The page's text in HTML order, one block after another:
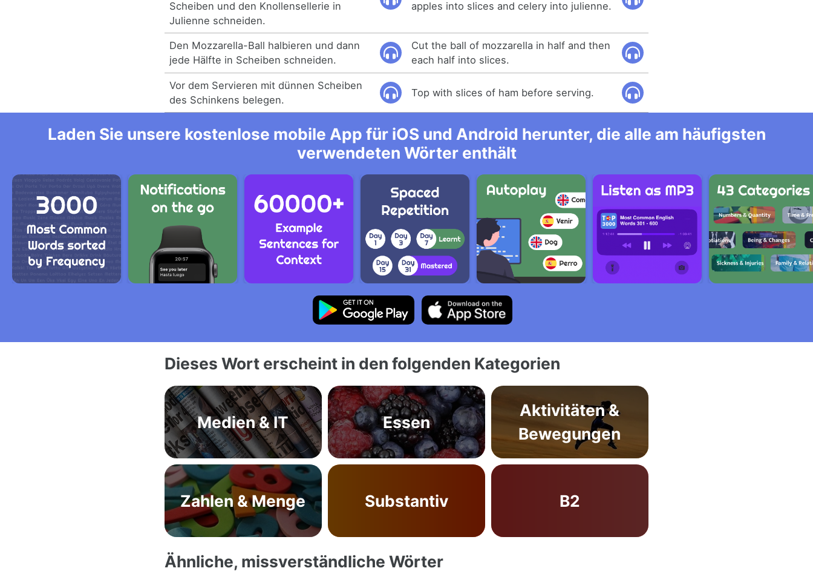
Scheiben und den Knollensellerie in
Julienne schneiden.
apples into slices and celery into julienne.
Den Mozzarella-Ball halbieren und dann
jede Hälfte in Scheiben schneiden.
Cut the ball of mozzarella in half and then
each half into slices.
Vor dem Servieren mit dünnen Scheiben
des Schinkens belegen.
Top with slices of ham before serving.
Laden Sie unsere kostenlose mobile App für iOS und Android herunter, die alle am häufigsten
verwendeten Wörter enthält
Dieses Wort erscheint in den folgenden Kategorien
Medien & IT Essen
Aktivitäten &
Bewegungen
Zahlen & Menge Substantiv B2
Ähnliche, missverständliche Wörter